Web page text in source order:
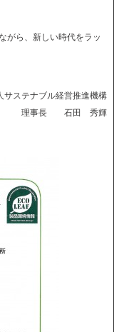
がら、新しい時代をラッ
サステナブル経営推進機構
理事長 石田 秀輝